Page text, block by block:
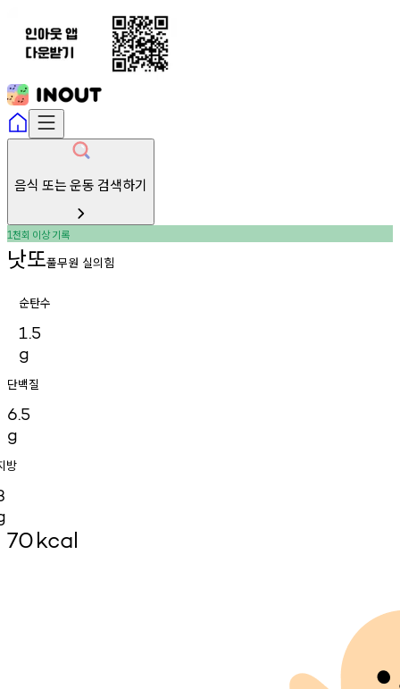
음식 또는 운동 검색하기
1천회 이상기록
낫또풀무원 실의힘
순탄수
1.5
g
단백질
6.5
g
방
70kcal